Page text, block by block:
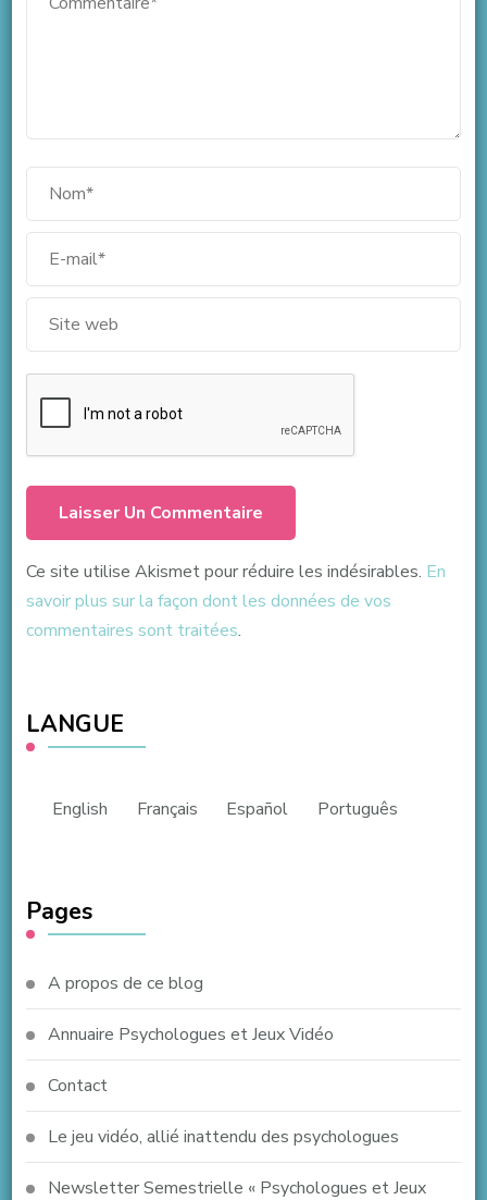
Ce site utilise Akismet pour réduire les indésirables. En
savoir plus sur la façon dont les données de vos
commentaires sont traitées.
LANGUE
English Français Español Português
Pages
A propos de ce blog
Annuaire Psychologues et Jeux Vidéo
Contact
Le jeu vidéo, allié inattendu des psychologues
Newsletter Semestrielle « Psychologues et Jeux